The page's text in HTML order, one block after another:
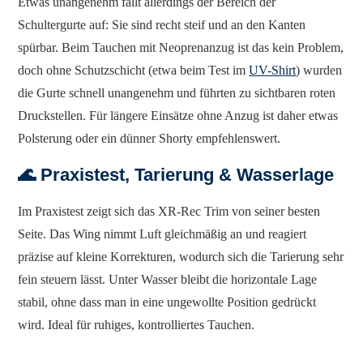
Schultergurte auf: Sie sind recht steif und an den Kanten
spürbar. Beim Tauchen mit Neoprenanzug ist das kein Problem,
doch ohne Schutzschicht (etwa beim Test imUV-Shirt) wurden
die Gurte schnell unangenehm und führten zu sichtbaren roten
Druckstellen. Für längere Einsätze ohne Anzug ist daher etwas
Polsterung oder ein dünner Shorty empfehlenswert.
🌊 Praxistest, Tarierung & Wasserlage
Im Praxistest zeigt sich das XR-Rec Trim von seiner besten
Seite. Das Wing nimmt Luft gleichmäßig an und reagiert
präzise auf kleine Korrekturen, wodurch sich die Tarierung sehr
fein steuern lässt. Unter Wasser bleibt die horizontale Lage
stabil, ohne dass man in eine ungewollte Position gedrückt
wird. Ideal für ruhiges, kontrolliertes Tauchen.